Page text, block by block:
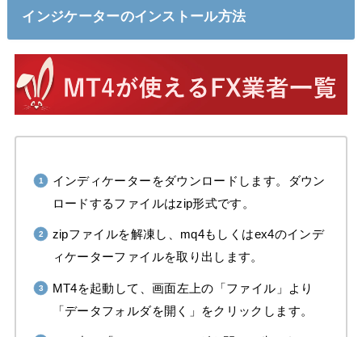
インジケーターのインストール方法
インディケーターをダウンロードします。ダウン
ロードするファイルはzip形式です。
zipファイルを解凍し、mq4もしくはex4のインデ
ィケーターファイルを取り出します。
MT4を起動して、画面左上の「ファイル」より
「データフォルダを開く」をクリックします。